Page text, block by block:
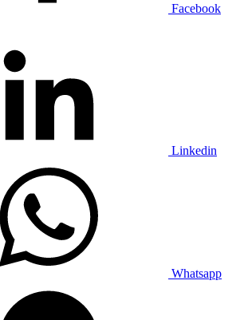
Facebook
Linkedin
Whatsapp